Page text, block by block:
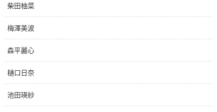
柴田柚菜
梅澤美波
森平麗心
樋口日奈
池田瑛紗